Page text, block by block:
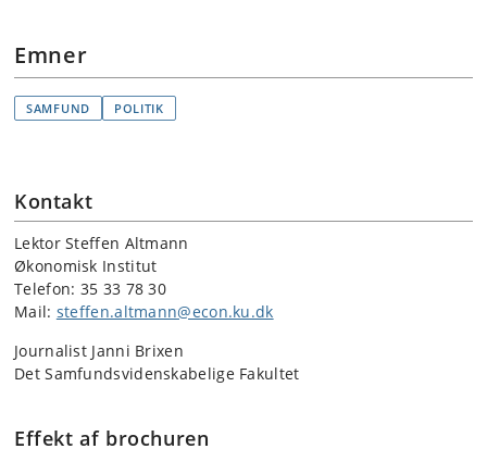
Emner
SAMFUND POLITIK
Kontakt
Lektor Steffen Altmann
Økonomisk Institut
Telefon: 35 33 78 30
Mail: steffen.altmann@econ.ku.dk
Journalist Janni Brixen
Det Samfundsvidenskabelige Fakultet
Effekt af brochuren